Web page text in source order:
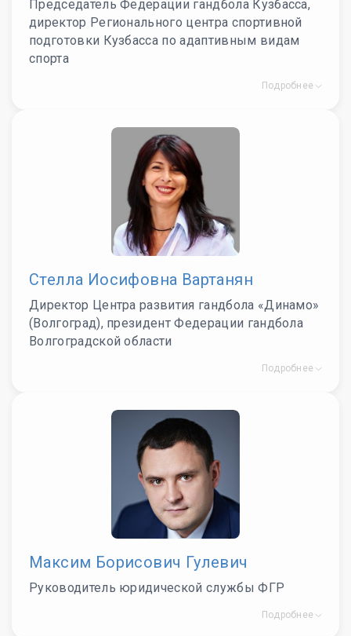
Председатель Федерации гандбола Кузбасса,
директор Регионального центра спортивной
подготовки Кузбасса по адаптивным видам
спорта
Подробнее
Стелла Иосифовна Вартанян
Директор Центра развития гандбола «Динамо»
(Волгоград), президент Федерации гандбола
Волгоградской области
Подробнее
Максим Борисович Гулевич
Руководитель юридической службы ФГР
Подробнее